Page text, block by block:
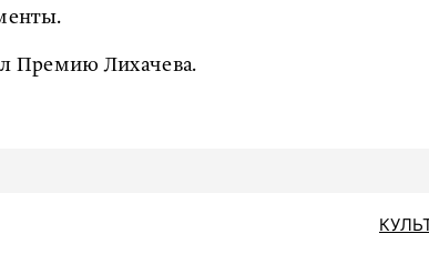
Премию Лихачева.